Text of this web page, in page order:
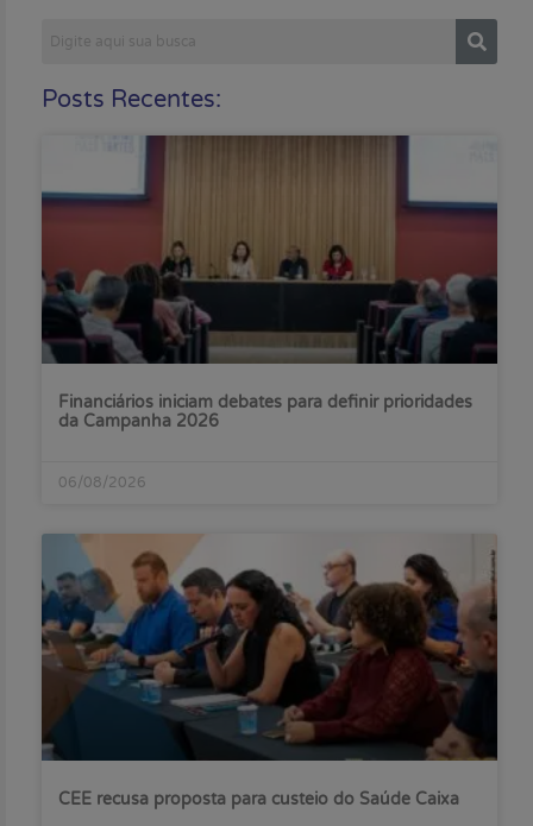
Posts Recentes:
Financiários iniciam debates para definir prioridades
da Campanha 2026
06/08/2026
CEE recusa proposta para custeio do Saúde Caixa